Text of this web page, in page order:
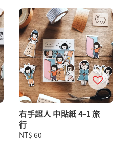
右手超人 中貼紙 4-1 旅
行
Regular
NT$ 60